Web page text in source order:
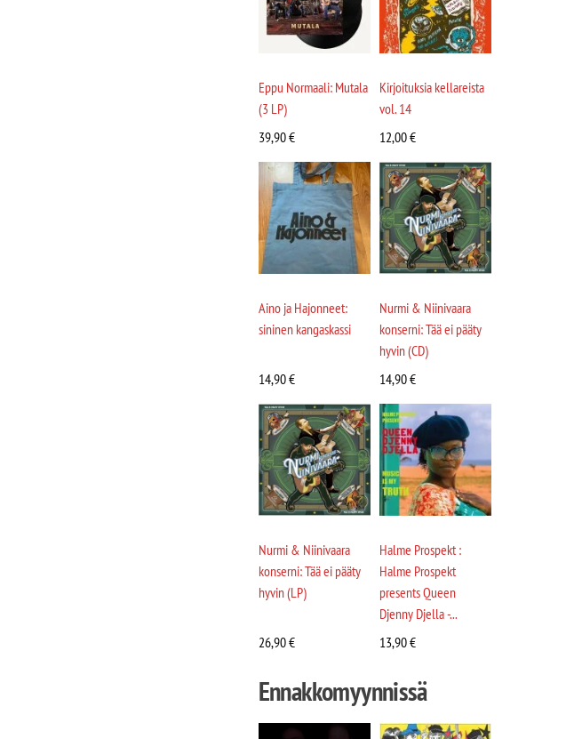
Eppu Normaali: Mutala
(3 LP)
39,90€
Kirjoituksia kellareista
vol. 14
12,00€
Aino ja Hajonneet:
sininen kangaskassi
14,90€
Nurmi & Niinivaara
konserni: Tää ei pääty
hyvin (CD)
14,90€
Nurmi & Niinivaara
konserni: Tää ei pääty
hyvin (LP)
26,90€
Halme Prospekt :
Halme Prospekt
presents Queen
Djenny Djella -...
13,90€
Ennakkomyynnissä